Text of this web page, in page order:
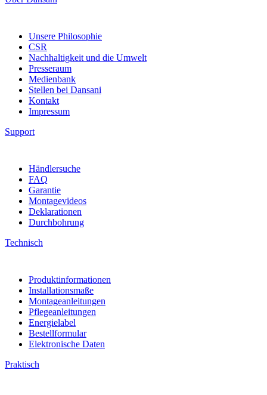
Unsere Philosophie
CSR
Nachhaltigkeit und die Umwelt
Presseraum
Medienbank
Stellen bei Dansani
Kontakt
Impressum
Support
Händlersuche
FAQ
Garantie
Montagevideos
Deklarationen
Durchbohrung
Technisch
Produktinformationen
Installationsmaße
Montageanleitungen
Pflegeanleitungen
Energielabel
Bestellformular
Elektronische Daten
Praktisch